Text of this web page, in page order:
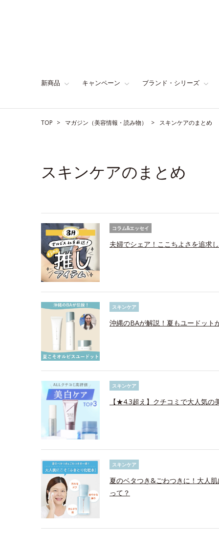
新商品 キャンペーン ブランド・シリーズ
TOP マガジン（美容情報・読み物） スキンケアのまとめ
スキンケアのまとめ
コラム&エッセイ
夫婦でシェア！ここちよさを追求
スキンケア
沖縄のBAが解説！夏もユードット
スキンケア
【★4.3超え】クチコミで大人気の
スキンケア
夏のベタつき&ごわつきに！大人
って？